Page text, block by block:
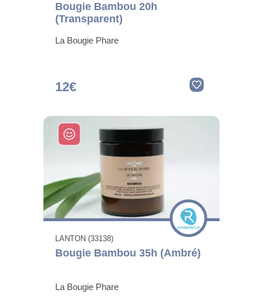
Bougie Bambou 20h
(Transparent)
La Bougie Phare
12€
LANTON (33138)
Bougie Bambou 35h (Ambré)
La Bougie Phare